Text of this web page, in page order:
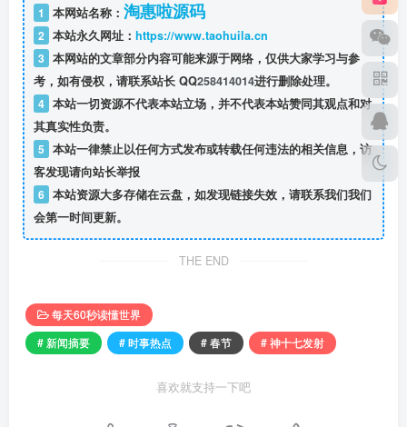
1 本网站名称： 淘惠啦源码
2 本站永久网址： https://www.taohuila.cn
3 本网站的文章部分内容可能来源于网络，仅供大家学习与参
考，如有侵权，请联系站长 QQ258414014进行删除处理。
4 本站一切资源不代表本站立场，并不代表本站赞同其观点和对
其真实性负责。
5 本站一律禁止以任何方式发布或转载任何违法的相关信息，访
客发现请向站长举报
6 本站资源大多存储在云盘，如发现链接失效，请联系我们我们
会第一时间更新。
THE END
每天60秒读懂世界
# 新闻摘要
# 时事热点 # 春节 # 神十七发射
喜欢就支持一下吧